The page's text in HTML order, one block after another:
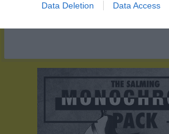
Data Deletion Data Access